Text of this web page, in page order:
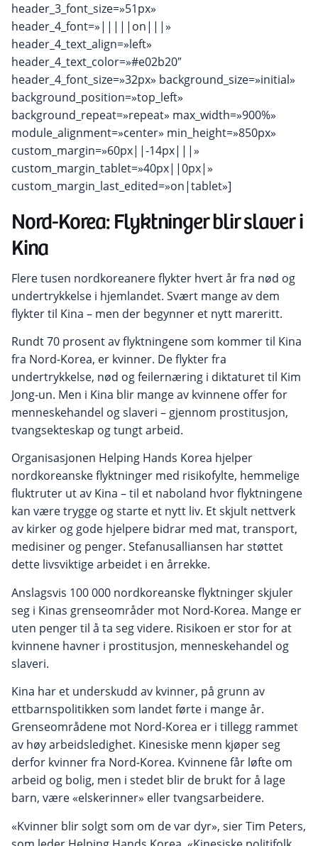
header_3_font_size=»51px»
header_4_font=»|||||on|||»
header_4_text_align=»left»
header_4_text_color=»#e02b20″
header_4_font_size=»32px» background_size=»initial»
background_position=»top_left»
background_repeat=»repeat» max_width=»900%»
module_alignment=»center» min_height=»850px»
custom_margin=»60px||-14px|||»
custom_margin_tablet=»40px||0px|»
custom_margin_last_edited=»on|tablet»]
Nord-Korea: Flyktninger blir slaver i
Kina
Flere tusen nordkoreanere flykter hvert år fra nød og
undertrykkelse i hjemlandet. Svært mange av dem
flykter til Kina – men der begynner et nytt mareritt.
Rundt 70 prosent av flyktningene som kommer til Kina
fra Nord-Korea, er kvinner. De flykter fra
undertrykkelse, nød og feilernæring i diktaturet til Kim
Jong-un. Men i Kina blir mange av kvinnene offer for
menneskehandel og slaveri – gjennom prostitusjon,
tvangsekteskap og tungt arbeid.
Organisasjonen Helping Hands Korea hjelper
nordkoreanske flyktninger med risikofylte, hemmelige
fluktruter ut av Kina – til et naboland hvor flyktningene
kan være trygge og starte et nytt liv. Et skjult nettverk
av kirker og gode hjelpere bidrar med mat, transport,
medisiner og penger. Stefanusalliansen har støttet
dette livsviktige arbeidet i en årrekke.
Anslagsvis 100 000 nordkoreanske flyktninger skjuler
seg i Kinas grenseområder mot Nord-Korea. Mange er
uten penger til å ta seg videre. Risikoen er stor for at
kvinnene havner i prostitusjon, menneskehandel og
slaveri.
Kina har et underskudd av kvinner, på grunn av
ettbarnspolitikken som landet førte i mange år.
Grenseområdene mot Nord-Korea er i tillegg rammet
av høy arbeidsledighet. Kinesiske menn kjøper seg
derfor kvinner fra Nord-Korea. Kvinnene får løfte om
arbeid og bolig, men i stedet blir de brukt for å lage
barn, være «elskerinner» eller tvangsarbeidere.
«Kvinner blir solgt som om de var dyr», sier Tim Peters,